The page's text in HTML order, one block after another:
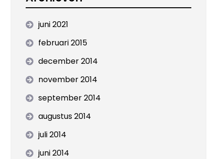
juni 2021
februari 2015
december 2014
november 2014
september 2014
augustus 2014
juli 2014
juni 2014